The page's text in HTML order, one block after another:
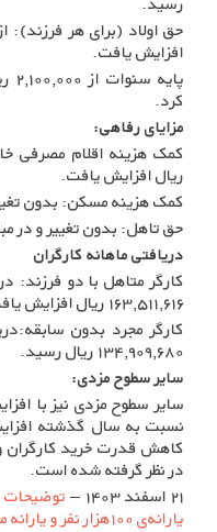
افزایش یافت.
کرد.
مزایای رفاهی:
ریال افزایش یافت.
کمک هزینه مسکن: بدون تغییر و مبلغ ۹ میلیون
حق تاهل: بدون تغییر و در مبلغ ۵ میلیون ریال ثابت
دریافتی ماهانه کارگران
۱۶۳,۵۱۱,۶۱۶ ریال افزایش یافت.
۱۳۴,۹۰۹,۶۸۰ ریال رسید.
سایر سطوح مزدی:
نسبت به سال گذشته
کاهش قدرت خرید کارگران
در نظر گرفته شده است.
۲۱ اسفند ۱۴۰۳ –
توضیحات
یارانه‌ی ۱۰۰هزار نفر و یارانه معیشتی